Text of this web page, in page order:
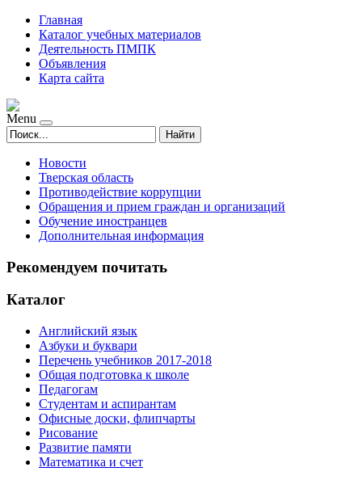
Главная
Каталог учебных материалов
Деятельность ПМПК
Объявления
Карта сайта
Menu
Найти
Новости
Тверская область
Противодействие коррупции
Обращения и прием граждан и организаций
Обучение иностранцев
Дополнительная информация
Рекомендуем почитать
Каталог
Английский язык
Азбуки и буквари
Перечень учебников 2017-2018
Общая подготовка к школе
Педагогам
Студентам и аспирантам
Офисные доски, флипчарты
Рисование
Развитие памяти
Математика и счет